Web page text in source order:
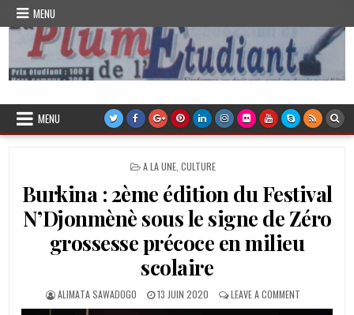
Skip
content
MENU
Plume de l'Etudiant
MENU
POSTED
A LA UNE CULTURE
Burkina : 2ème édition du Festival
N’Djonmènè sous le signe de Zéro
grossesse précoce en milieu
scolaire
AUTHOR:
ALIMATA SAWADOGO
PUBLISHED
DATE:
13 JUIN 2020 LEAVE A COMMENT
BURKINA